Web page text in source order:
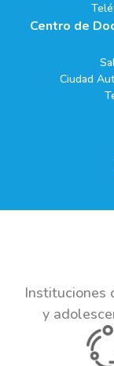
Centro de
Ciudad
Instituciones
y